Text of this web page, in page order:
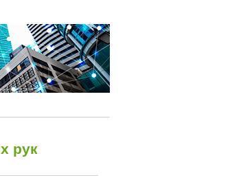
рук